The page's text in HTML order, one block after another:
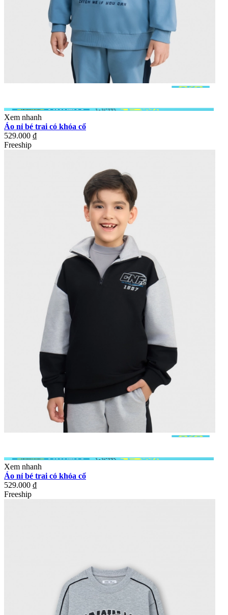
Xem nhanh
Áo nỉ bé trai có khóa cổ
529.000 ₫
Freeship
Xem nhanh
Áo nỉ bé trai có khóa cổ
529.000 ₫
Freeship